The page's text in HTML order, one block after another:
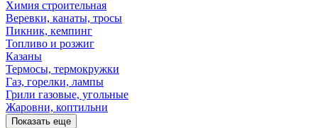
Химия строительная
Веревки, канаты, тросы
Пикник, кемпинг
Топливо и розжиг
Казаны
Термосы, термокружки
Газ, горелки, лампы
Грили газовые, угольные
Жаровни, коптильни
Показать еще